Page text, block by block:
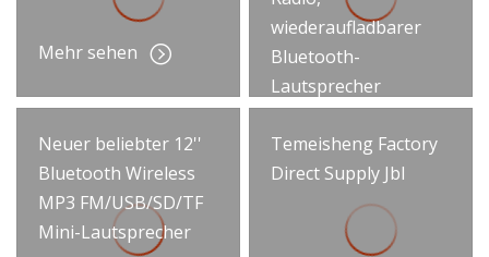
Mehr sehen
wiederaufladbarer
Bluetooth-
Lautsprecher
Neuer beliebter 12''
Bluetooth Wireless
MP3 FM/USB/SD/TF
Mini-Lautsprecher
Temeisheng Factory
Direct Supply Jbl